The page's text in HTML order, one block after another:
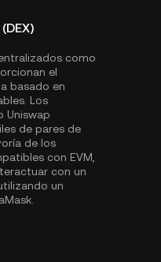
como
el
basado en
Los
Uniswap
de pares de
de los
con EVM,
con un
un